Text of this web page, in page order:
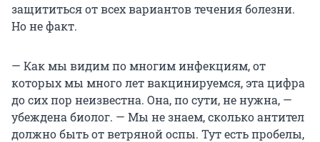
защититься от всех вариантов течения болезни.
Но не факт.
— Как мы видим по многим инфекциям, от
которых мы много лет вакцинируемся, эта цифра
до сих пор неизвестна. Она, по сути, не нужна, —
убеждена биолог. — Мы не знаем, сколько антител
должно быть от ветряной оспы. Тут есть пробелы,